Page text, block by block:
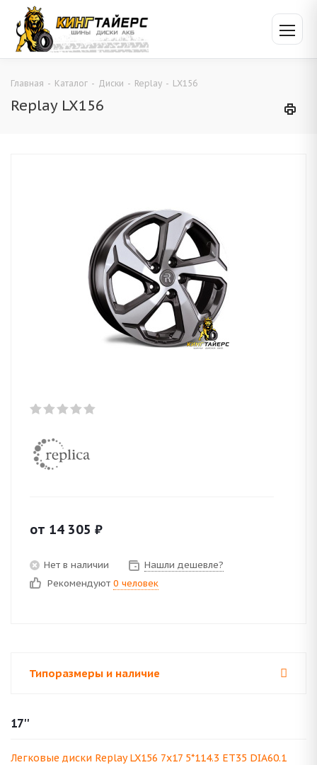
Главная - Каталог - Диски - Replay - LX156
Replay LX156
от 14 305 ₽
Нет в наличии
Нашли дешевле?
Рекомендуют 0 человек
Типоразмеры и наличие
17''
Легковые диски Replay LX156 7x17 5*114.3 ET35 DIA60.1